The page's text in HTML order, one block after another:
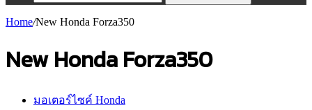
Home/New Honda Forza350
New Honda Forza350
มอเตอร์ไซค์ Honda